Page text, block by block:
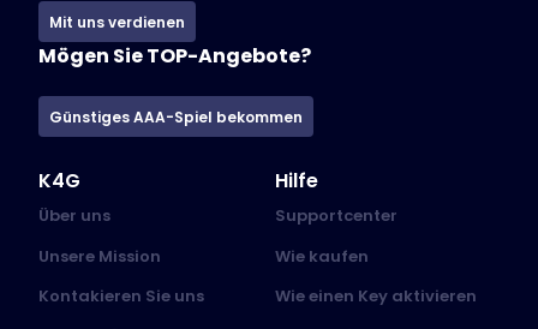
Mit uns verdienen
Mögen Sie TOP-Angebote?
Günstiges AAA-Spiel bekommen
K4G
Über uns
Unsere Mission
Kontakieren Sie uns
Hilfe
Supportcenter
Wie kaufen
Wie einen Key aktivieren